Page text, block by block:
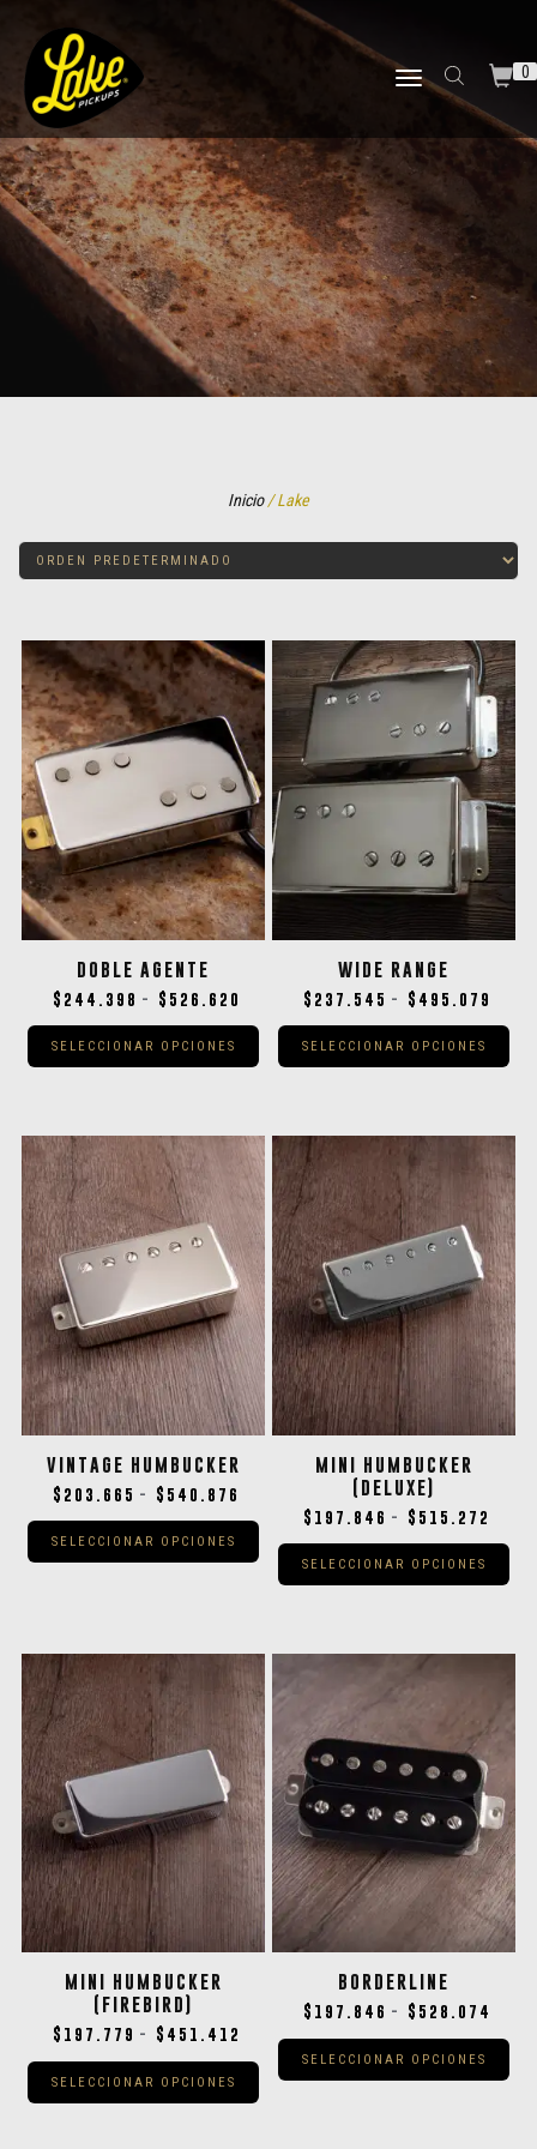
TOGGLE NAVIGATION 0
Inicio/ Lake
DOBLE AGENTE
$ 244.398 - $ 526.620
SELECCIONAR OPCIONES
WIDE RANGE
$ 237.545 - $ 495.079
SELECCIONAR OPCIONES
VINTAGE HUMBUCKER
$ 203.665 - $ 540.876
SELECCIONAR OPCIONES
MINI HUMBUCKER
(DELUXE)
$ 197.846 - $ 515.272
SELECCIONAR OPCIONES
MINI HUMBUCKER
(FIREBIRD)
$ 197.779 - $ 451.412
SELECCIONAR OPCIONES
BORDERLINE
$ 197.846 - $ 528.074
SELECCIONAR OPCIONES